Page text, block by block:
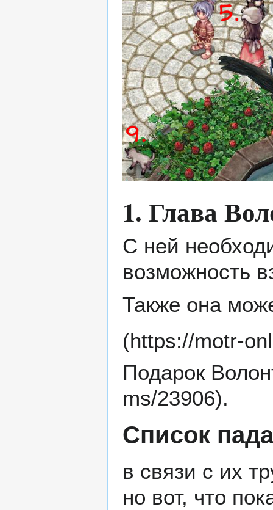
1. Глава
С ней
возможность
Также она
Подарок
.
Список
в связи с их
но вот, что